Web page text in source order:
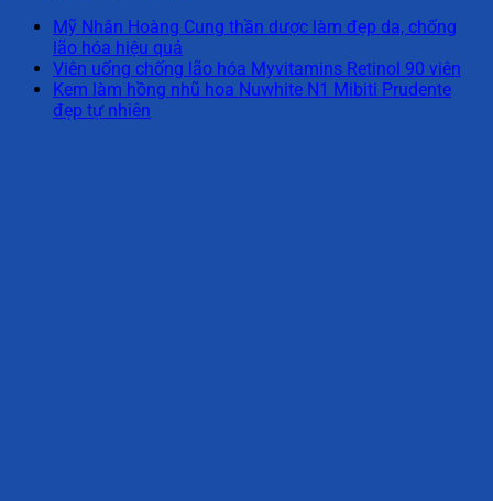
Mỹ Nhân Hoàng Cung thần dược làm đẹp da, chống
lão hóa hiệu quả
Viên uống chống lão hóa Myvitamins Retinol 90 viên
Kem làm hồng nhũ hoa Nuwhite N1 Mibiti Prudente
đẹp tự nhiên